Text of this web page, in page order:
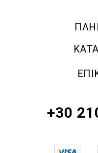
ERRE
ΠΟΛΙΤΙΚΗ
+30